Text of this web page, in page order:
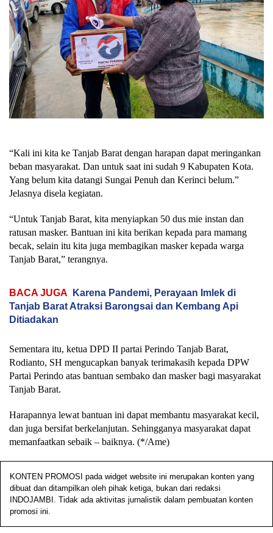
“Kali ini kita ke Tanjab Barat dengan harapan dapat meringankan
beban masyarakat. Dan untuk saat ini sudah 9 Kabupaten Kota.
Yang belum kita datangi Sungai Penuh dan Kerinci belum.”
Jelasnya disela kegiatan.
“Untuk Tanjab Barat, kita menyiapkan 50 dus mie instan dan
ratusan masker. Bantuan ini kita berikan kepada para mamang
becak, selain itu kita juga membagikan masker kepada warga
Tanjab Barat,” terangnya.
BACA JUGA
Karena Pandemi, Perayaan Imlek di
Tanjab Barat Atraksi Barongsai dan Kembang Api
Ditiadakan
Sementara itu, ketua DPD II partai Perindo Tanjab Barat,
Rodianto, SH mengucapkan banyak terimakasih kepada DPW
Partai Perindo atas bantuan sembako dan masker bagi masyarakat
Tanjab Barat.
Harapannya lewat bantuan ini dapat membantu masyarakat kecil,
dan juga bersifat berkelanjutan. Sehingganya masyarakat dapat
memanfaatkan sebaik – baiknya. (*/Ame)
KONTEN PROMOSI pada widget website ini merupakan konten yang
dibuat dan ditampilkan oleh pihak ketiga, bukan dari redaksi
INDOJAMBI. Tidak ada aktivitas jurnalistik dalam pembuatan konten
promosi ini.